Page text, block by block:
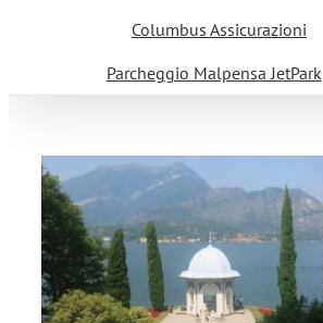
Columbus Assicurazioni
Parcheggio Malpensa JetPark